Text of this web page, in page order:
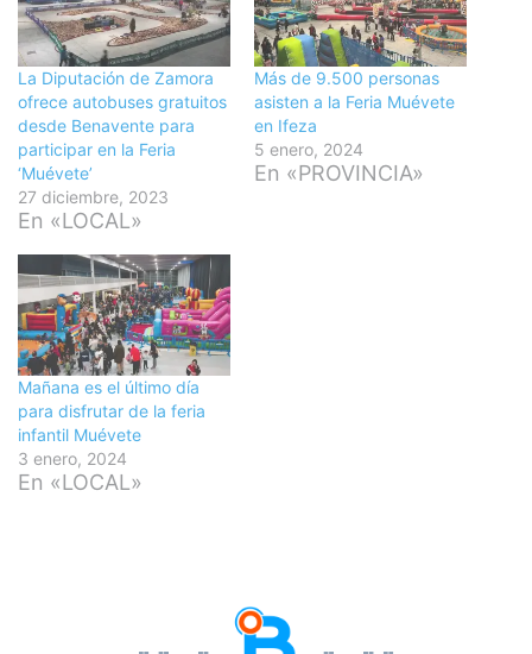
La Diputación de Zamora
ofrece autobuses gratuitos
desde Benavente para
participar en la Feria
‘Muévete’
27 diciembre, 2023
En «LOCAL»
Más de 9.500 personas
asisten a la Feria Muévete
en Ifeza
5 enero, 2024
En «PROVINCIA»
Mañana es el último día
para disfrutar de la feria
infantil Muévete
3 enero, 2024
En «LOCAL»